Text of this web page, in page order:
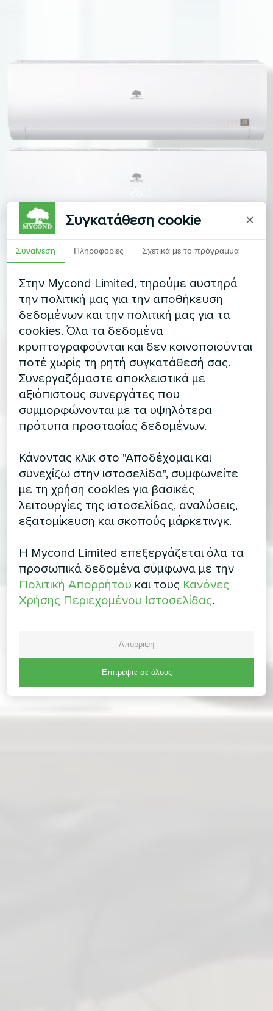
Συγκατάθεση cookie ×
Συναίνεση Πληροφορίες Σχετικά με το πρόγραμμα
Στην Mycond Limited, τηρούμε αυστηρά
την πολιτική μας για την αποθήκευση
δεδομένων και την πολιτική μας για τα
cookies. Όλα τα δεδομένα
κρυπτογραφούνται και δεν κοινοποιούνται
ποτέ χωρίς τη ρητή συγκατάθεσή σας.
Συνεργαζόμαστε αποκλειστικά με
αξιόπιστους συνεργάτες που
συμμορφώνονται με τα υψηλότερα
πρότυπα προστασίας δεδομένων.
Κάνοντας κλικ στο "Αποδέχομαι και
συνεχίζω στην ιστοσελίδα", συμφωνείτε
με τη χρήση cookies για βασικές
λειτουργίες της ιστοσελίδας, αναλύσεις,
εξατομίκευση και σκοπούς μάρκετινγκ.
Η Mycond Limited επεξεργάζεται όλα τα
προσωπικά δεδομένα σύμφωνα με την
Πολιτική Απορρήτου και τους Κανόνες
Χρήσης Περιεχομένου Ιστοσελίδας.
Απόρριψη
Επιτρέψτε σε όλους